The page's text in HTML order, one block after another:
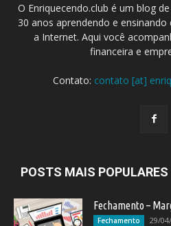
O Enriquecendo.club é um blog
30 anos aprendendo e
a Internet. Aqui você
financeira e
Contato: contato [at]
POSTS MAIS POPULARES
Fechamento –
Fechamento 29/